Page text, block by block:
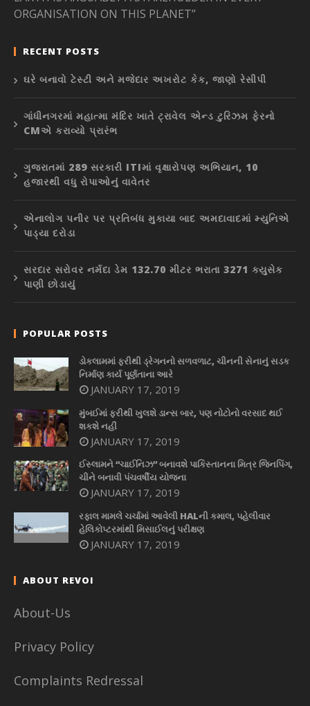
ORGANISATION ON THIS PLANET”
RECENT POSTS
ઘરે બનાવો ટેસ્ટી અને મજેદાર અખરોટ કેક, જાણો રેસીપી
ગાંધીનગરમાં મહાત્મા મંદિર ખાતે ટ્રાવેલ એન્ડ ટુરિઝમ ફેરનો
CMએ કરાવ્યો પ્રારંભ
ગુજરાતમાં 289 સરકારી ITIમાં વૃક્ષારોપણ અભિયાન, 10
હજારથી વધુ રોપાઓનું વાવેતર
એનાલોગ પનીર પર પ્રતિબંધ મુકાયા બાદ અમદાવાદમાં મ્યુનિએ
પાડ્યા દરોડા
સરદાર સરોવર નર્મદા ડેમ 132.70 મીટર ભરાતા 3271 ક્યુસેક
પાણી છોડાયું
POPULAR POSTS
ડોકલામમાં ફરીથી ડ્રેગનનો સળવળાટ, ચીનની સેનાનું સડક
નિર્માણ કાર્ય પૂર્ણતાના આરે
JANUARY 17, 2019
મુંબઈમાં ફરીથી ખુલશે ડાન્સ બાર, પણ નોટોનો વરસાદ થઈ
શકશે નહીં
JANUARY 17, 2019
ઈસ્લામને “ચાઈનિઝ” બનાવશે પાકિસ્તાનના મિત્ર જિનપિંગ,
ચીને બનાવી પંચવર્ષીય યોજના
JANUARY 17, 2019
રફાલ મામલે ચર્ચામાં આવેલી HALની કમાલ, પહેલીવાર
હેલિકોપ્ટરમાંથી મિસાઈલનું પરીક્ષણ
JANUARY 17, 2019
ABOUT REVOI
About-Us
Privacy Policy
Complaints Redressal